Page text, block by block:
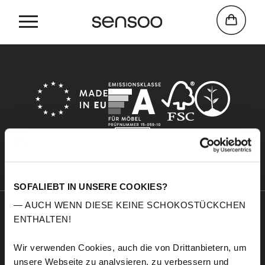
SOFALIEBT IN UNSERE COOKIES?
— AUCH WENN DIESE KEINE SCHOKOSTÜCKCHEN
ENTHALTEN!
Wir verwenden Cookies, auch die von Drittanbietern, um
unsere Webseite zu analysieren, zu verbessern und
Home
Sensoo
A propos de nous
Service
Échantillons de tissus